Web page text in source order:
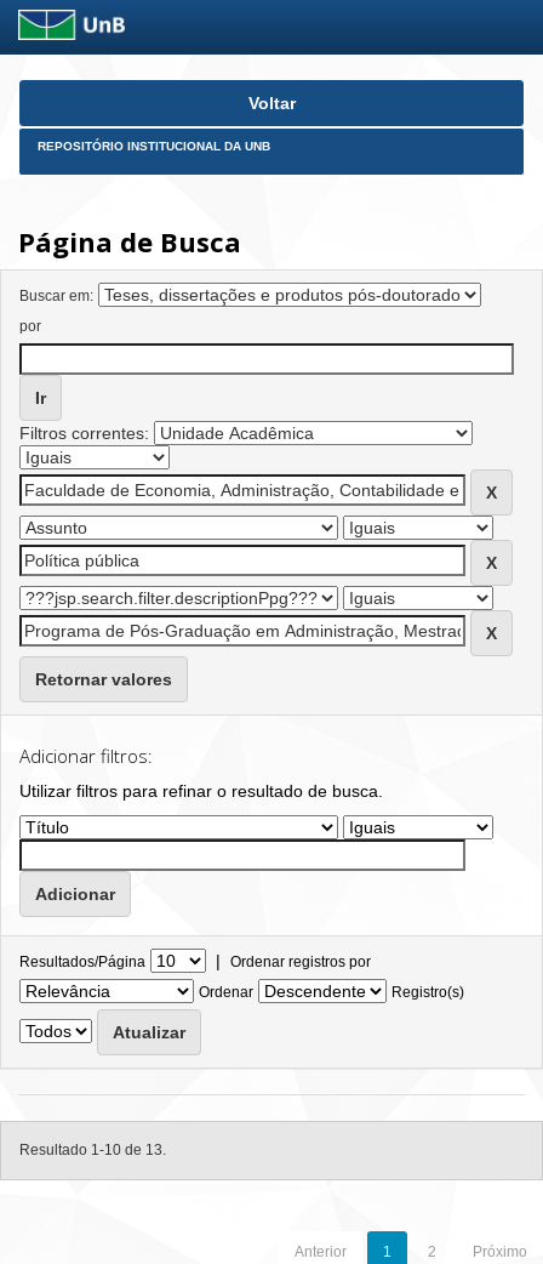
Skip
Voltar
REPOSITÓRIO INSTITUCIONAL DA UNB
Página de Busca
Buscar em:
por
Filtros correntes:
Retornar valores
Adicionar filtros:
Utilizar filtros para refinar o resultado de busca.
Resultados/Página | Ordenar registros por
Ordenar
Registro(s)
Resultado 1-10 de 13.
Anterior 1 2 Próximo